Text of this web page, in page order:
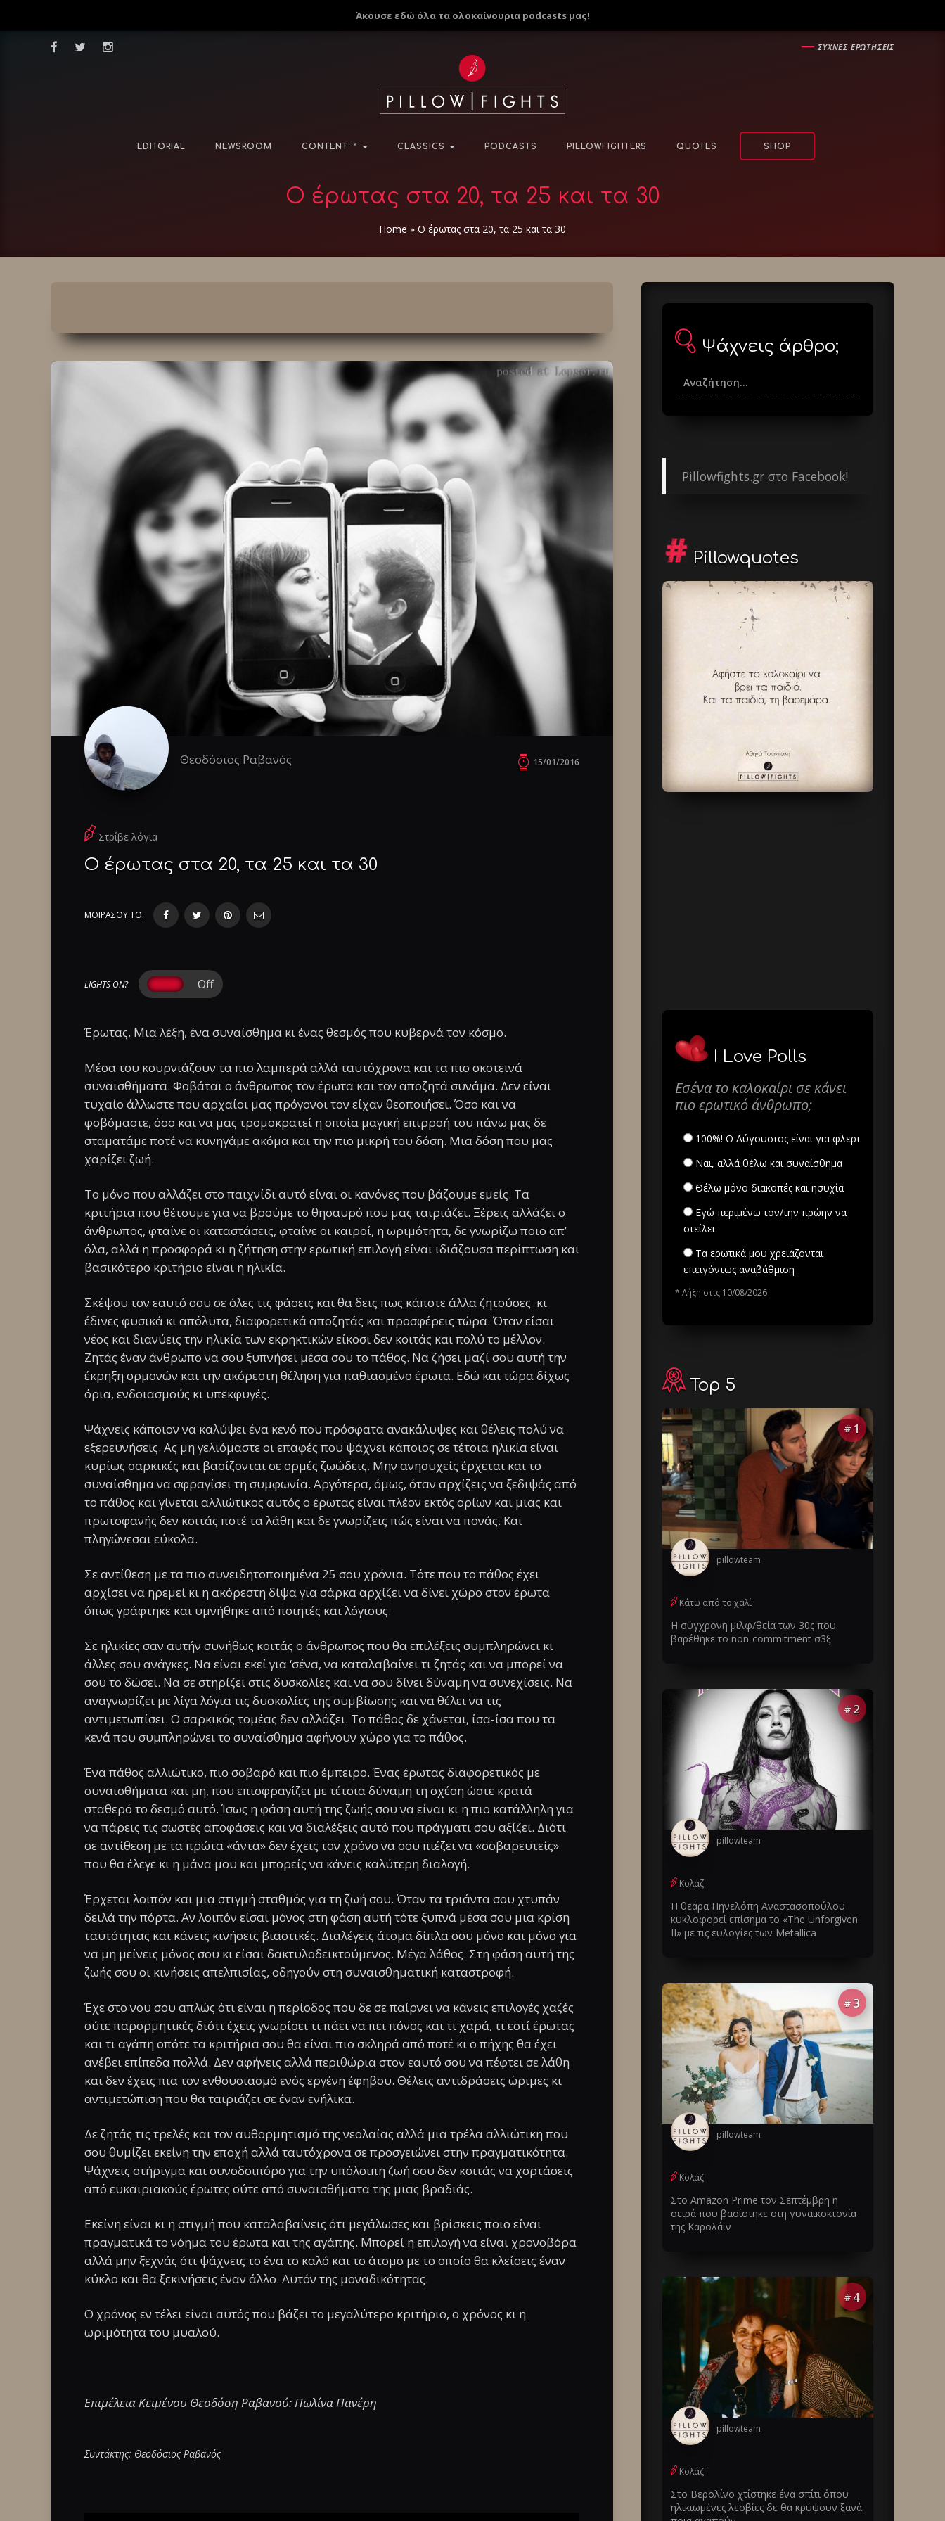
Άκουσε εδώ όλα τα ολοκαίνουρια podcasts μας!
―ΣΥΧΝΕΣ ΕΡΩΤΗΣΕΙΣ
EDITORIAL NEWSROOM CONTENT ™ CLASSICS PODCASTS PILLOWFIGHTERS QUOTES SHOP
Ο έρωτας στα 20, τα 25 και τα 30
Home » Ο έρωτας στα 20, τα 25 και τα 30
Θεοδόσιος Ραβανός 15/01/2016
Στρίβε λόγια
Ο έρωτας στα 20, τα 25 και τα 30
ΜΟΙΡΑΣΟΥ ΤΟ:
LIGHTS ON?
Έρωτας. Μια λέξη, ένα συναίσθημα κι ένας θεσμός που κυβερνά τον κόσμο.
Μέσα του κουρνιάζουν τα πιο λαμπερά αλλά ταυτόχρονα και τα πιο σκοτεινά
συναισθήματα. Φοβάται ο άνθρωπος τον έρωτα και τον αποζητά συνάμα. Δεν είναι
τυχαίο άλλωστε που αρχαίοι μας πρόγονοι τον είχαν θεοποιήσει. Όσο και να
φοβόμαστε, όσο και να μας τρομοκρατεί η οποία μαγική επιρροή του πάνω μας δε
σταματάμε ποτέ να κυνηγάμε ακόμα και την πιο μικρή του δόση. Μια δόση που μας
χαρίζει ζωή.
Το μόνο που αλλάζει στο παιχνίδι αυτό είναι οι κανόνες που βάζουμε εμείς. Τα
κριτήρια που θέτουμε για να βρούμε το θησαυρό που μας ταιριάζει. Ξέρεις αλλάζει ο
άνθρωπος, φταίνε οι καταστάσεις, φταίνε οι καιροί, η ωριμότητα, δε γνωρίζω ποιο απ’
όλα, αλλά η προσφορά κι η ζήτηση στην ερωτική επιλογή είναι ιδιάζουσα περίπτωση και
βασικότερο κριτήριο είναι η ηλικία.
Σκέψου τον εαυτό σου σε όλες τις φάσεις και θα δεις πως κάποτε άλλα ζητούσες κι
έδινες φυσικά κι απόλυτα, διαφορετικά αποζητάς και προσφέρεις τώρα. Όταν είσαι
νέος και διανύεις την ηλικία των εκρηκτικών είκοσι δεν κοιτάς και πολύ το μέλλον.
Ζητάς έναν άνθρωπο να σου ξυπνήσει μέσα σου το πάθος. Να ζήσει μαζί σου αυτή την
έκρηξη ορμονών και την ακόρεστη θέληση για παθιασμένο έρωτα. Εδώ και τώρα δίχως
όρια, ενδοιασμούς κι υπεκφυγές.
Ψάχνεις κάποιον να καλύψει ένα κενό που πρόσφατα ανακάλυψες και θέλεις πολύ να
εξερευνήσεις. Ας μη γελιόμαστε οι επαφές που ψάχνει κάποιος σε τέτοια ηλικία είναι
κυρίως σαρκικές και βασίζονται σε ορμές ζωώδεις. Μην ανησυχείς έρχεται και το
συναίσθημα να σφραγίσει τη συμφωνία. Αργότερα, όμως, όταν αρχίζεις να ξεδιψάς από
το πάθος και γίνεται αλλιώτικος αυτός ο έρωτας είναι πλέον εκτός ορίων και μιας και
πρωτοφανής δεν κοιτάς ποτέ τα λάθη και δε γνωρίζεις πώς είναι να πονάς. Και
πληγώνεσαι εύκολα.
Σε αντίθεση με τα πιο συνειδητοποιημένα 25 σου χρόνια. Τότε που το πάθος έχει
αρχίσει να ηρεμεί κι η ακόρεστη δίψα για σάρκα αρχίζει να δίνει χώρο στον έρωτα
όπως γράφτηκε και υμνήθηκε από ποιητές και λόγιους.
Σε ηλικίες σαν αυτήν συνήθως κοιτάς ο άνθρωπος που θα επιλέξεις συμπληρώνει κι
άλλες σου ανάγκες. Να είναι εκεί για ‘σένα, να καταλαβαίνει τι ζητάς και να μπορεί να
σου το δώσει. Να σε στηρίζει στις δυσκολίες και να σου δίνει δύναμη να συνεχίσεις. Να
αναγνωρίζει με λίγα λόγια τις δυσκολίες της συμβίωσης και να θέλει να τις
αντιμετωπίσει. Ο σαρκικός τομέας δεν αλλάζει. Το πάθος δε χάνεται, ίσα-ίσα που τα
κενά που συμπληρώνει το συναίσθημα αφήνουν χώρο για το πάθος.
Ένα πάθος αλλιώτικο, πιο σοβαρό και πιο έμπειρο. Ένας έρωτας διαφορετικός με
συναισθήματα και μη, που επισφραγίζει με τέτοια δύναμη τη σχέση ώστε κρατά
σταθερό το δεσμό αυτό. Ίσως η φάση αυτή της ζωής σου να είναι κι η πιο κατάλληλη για
να πάρεις τις σωστές αποφάσεις και να διαλέξεις αυτό που πράγματι σου αξίζει. Διότι
σε αντίθεση με τα πρώτα «άντα» δεν έχεις τον χρόνο να σου πιέζει να «σοβαρευτείς»
που θα έλεγε κι η μάνα μου και μπορείς να κάνεις καλύτερη διαλογή.
Έρχεται λοιπόν και μια στιγμή σταθμός για τη ζωή σου. Όταν τα τριάντα σου χτυπάν
δειλά την πόρτα. Αν λοιπόν είσαι μόνος στη φάση αυτή τότε ξυπνά μέσα σου μια κρίση
ταυτότητας και κάνεις κινήσεις βιαστικές. Διαλέγεις άτομα δίπλα σου μόνο και μόνο για
να μη μείνεις μόνος σου κι είσαι δακτυλοδεικτούμενος. Μέγα λάθος. Στη φάση αυτή της
ζωής σου οι κινήσεις απελπισίας, οδηγούν στη συναισθηματική καταστροφή.
Έχε στο νου σου απλώς ότι είναι η περίοδος που δε σε παίρνει να κάνεις επιλογές χαζές
ούτε παρορμητικές διότι έχεις γνωρίσει τι πάει να πει πόνος και τι χαρά, τι εστί έρωτας
και τι αγάπη οπότε τα κριτήρια σου θα είναι πιο σκληρά από ποτέ κι ο πήχης θα έχει
ανέβει επίπεδα πολλά. Δεν αφήνεις αλλά περιθώρια στον εαυτό σου να πέφτει σε λάθη
και δεν έχεις πια τον ενθουσιασμό ενός εργένη έφηβου. Θέλεις αντιδράσεις ώριμες κι
αντιμετώπιση που θα ταιριάζει σε έναν ενήλικα.
Δε ζητάς τις τρελές και τον αυθορμητισμό της νεολαίας αλλά μια τρέλα αλλιώτικη που
σου θυμίζει εκείνη την εποχή αλλά ταυτόχρονα σε προσγειώνει στην πραγματικότητα.
Ψάχνεις στήριγμα και συνοδοιπόρο για την υπόλοιπη ζωή σου δεν κοιτάς να χορτάσεις
από ευκαιριακούς έρωτες ούτε από συναισθήματα της μιας βραδιάς.
Εκείνη είναι κι η στιγμή που καταλαβαίνεις ότι μεγάλωσες και βρίσκεις ποιο είναι
πραγματικά το νόημα του έρωτα και της αγάπης. Μπορεί η επιλογή να είναι χρονοβόρα
αλλά μην ξεχνάς ότι ψάχνεις το ένα το καλό και το άτομο με το οποίο θα κλείσεις έναν
κύκλο και θα ξεκινήσεις έναν άλλο. Αυτόν της μοναδικότητας.
Ο χρόνος εν τέλει είναι αυτός που βάζει το μεγαλύτερο κριτήριο, ο χρόνος κι η
ωριμότητα του μυαλού.
Επιμέλεια Κειμένου Θεοδόση Ραβανού: Πωλίνα Πανέρη
Συντάκτης: Θεοδόσιος Ραβανός
Ψάχνεις άρθρο;
Pillowfights.gr στο Facebook!
Pillowquotes
I Love Polls
Εσένα το καλοκαίρι σε κάνει
πιο ερωτικό άνθρωπο;
100%! Ο Αύγουστος είναι για φλερτ
Ναι, αλλά θέλω και συναίσθημα
Θέλω μόνο διακοπές και ησυχία
Εγώ περιμένω τον/την πρώην να
στείλει
Τα ερωτικά μου χρειάζονται
επειγόντως αναβάθμιση
* Λήξη στις 10/08/2026
Top 5
# 1
pillowteam
Κάτω από το χαλί
Η σύγχρονη μιλφ/θεία των 30ς που
βαρέθηκε το non-commitment σ3ξ
# 2
pillowteam
Κολάζ
Η θεάρα Πηνελόπη Αναστασοπούλου
κυκλοφορεί επίσημα το «The Unforgiven
II» με τις ευλογίες των Metallica
# 3
pillowteam
Κολάζ
Στο Amazon Prime τον Σεπτέμβρη η
σειρά που βασίστηκε στη γυναικοκτονία
της Καρολάιν
# 4
pillowteam
Κολάζ
Στο Βερολίνο χτίστηκε ένα σπίτι όπου
ηλικιωμένες λεσβίες δε θα κρύψουν ξανά